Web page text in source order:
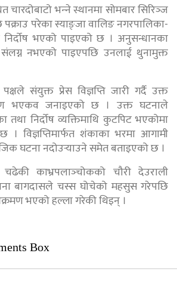
चारदोबाटो भन्‍ने स्थानमा सोमबार सिरिञ्‍ज
परेका स्याङ्जा वालिङ नगरपालिका-
भएको पाइएको छ । अनुसन्धानका
संलग्न नभएको पाइएपछि उनलाई थुनामुक्त
संयुक्त प्रेस विज्ञप्ति जारी गर्दै उक्त
भएकव जनाइएको छ । उक्त घटनाले
निर्दोष व्यक्तिमाथि कुटपिट भएकोमा
विज्ञप्तिमार्फत शंकाका भरमा आगामी
घटना नदोउर्‍याउने समेत बताइएको छ ।
काभ्रपलाञ्‍चोकको चौरी देउराली
बागदासले चस्स घोचेको महसुस गरेपछि
भएको हल्ला गरेकी थिइन् ।
Box